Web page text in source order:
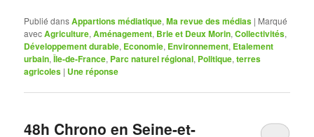
Publié dansAppartions médiatique,Ma revue des médias | Marqué
avecAgriculture,Aménagement, Brie et Deux Morin,Collectivités,
Développement durable, Economie, Environnement, Etalement
urbain,Île-de-France, Parc naturel régional, Politique,terres
agricoles | Uneréponse
48h Chrono en Seine-et-